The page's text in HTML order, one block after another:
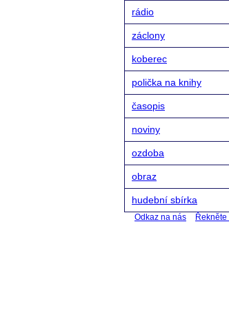
rádio
záclony
koberec
polička na knihy
časopis
noviny
ozdoba
obraz
hudební sbírka
Odkaz na nás